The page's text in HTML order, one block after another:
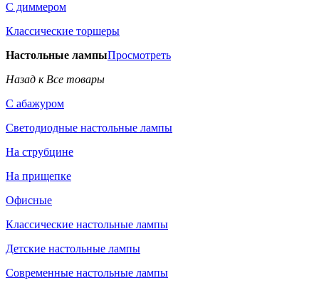
С диммером
Классические торшеры
Настольные лампыПросмотреть
Назад к Все товары
С абажуром
Светодиодные настольные лампы
На струбцине
На прищепке
Офисные
Классические настольные лампы
Детские настольные лампы
Современные настольные лампы